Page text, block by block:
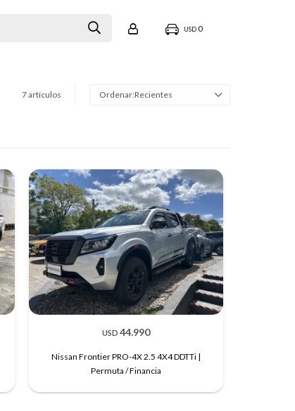
USD 0
7 artículos Recientes
USD 44.990
Nissan Frontier PRO-4X 2.5 4X4 DDTTi |
Permuta / Financia